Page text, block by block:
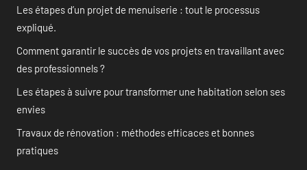
Les étapes d’un projet de menuiserie : tout le processus
expliqué.
Comment garantir le succès de vos projets en travaillant avec
des professionnels ?
Les étapes à suivre pour transformer une habitation selon ses
envies
Travaux de rénovation : méthodes efficaces et bonnes
pratiques